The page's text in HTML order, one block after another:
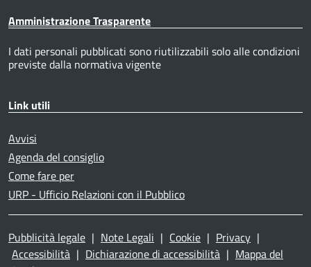
Amministrazione Trasparente
I dati personali pubblicati sono riutilizzabili solo alle condizioni
previste dalla normativa vigente
Link utili
Avvisi
Agenda del consiglio
Come fare per
URP - Ufficio Relazioni con il Pubblico
Pubblicità legale | Note Legali | Cookie | Privacy |
Accessibilità | Dichiarazione di accessibilità | Mappa del